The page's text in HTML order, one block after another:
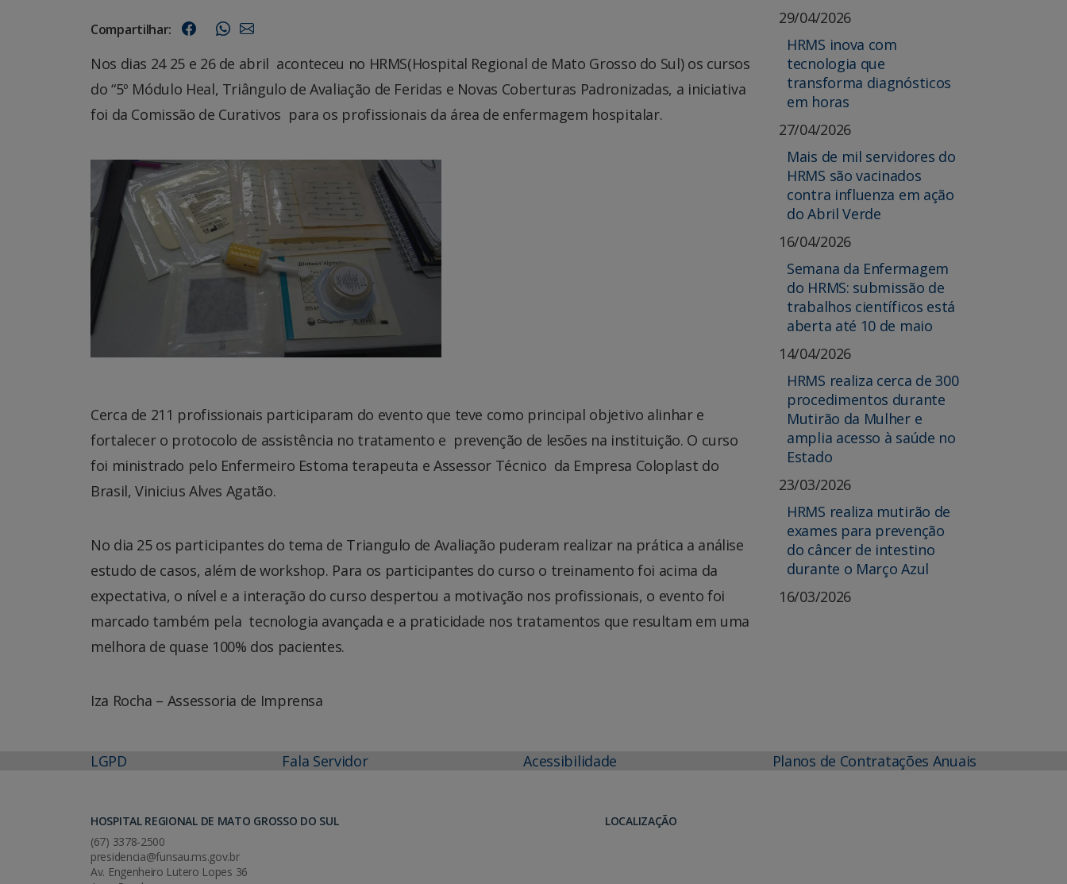
Compartilhar:
Nos dias 24 25 e 26 de abril aconteceu no HRMS(Hospital Regional de Mato Grosso do Sul) os cursos
do “5º Módulo Heal, Triângulo de Avaliação de Feridas e Novas Coberturas Padronizadas, a iniciativa
foi da Comissão de Curativos para os profissionais da área de enfermagem hospitalar.
Cerca de 211 profissionais participaram do evento que teve como principal objetivo alinhar e
fortalecer o protocolo de assistência no tratamento e prevenção de lesões na instituição. O curso
foi ministrado pelo Enfermeiro Estoma terapeuta e Assessor Técnico da Empresa Coloplast do
Brasil, Vinicius Alves Agatão.
No dia 25 os participantes do tema de Triangulo de Avaliação puderam realizar na prática a análise
estudo de casos, além de workshop. Para os participantes do curso o treinamento foi acima da
expectativa, o nível e a interação do curso despertou a motivação nos profissionais, o evento foi
marcado também pela tecnologia avançada e a praticidade nos tratamentos que resultam em uma
melhora de quase 100% dos pacientes.
Iza Rocha – Assessoria de Imprensa
29/04/2026
HRMS inova com
tecnologia que
transforma diagnósticos
em horas
27/04/2026
Mais de mil servidores do
HRMS são vacinados
contra influenza em ação
do Abril Verde
16/04/2026
Semana da Enfermagem
do HRMS: submissão de
trabalhos científicos está
aberta até 10 de maio
14/04/2026
HRMS realiza cerca de 300
procedimentos durante
Mutirão da Mulher e
amplia acesso à saúde no
Estado
23/03/2026
HRMS realiza mutirão de
exames para prevenção
do câncer de intestino
durante o Março Azul
16/03/2026
LGPD Fala Servidor Acessibilidade Planos de Contratações Anuais
HOSPITAL REGIONAL DE MATO GROSSO DO SUL
(67) 3378-2500
presidencia@funsau.ms.gov.br
Av. Engenheiro Lutero Lopes 36
LOCALIZAÇÃO